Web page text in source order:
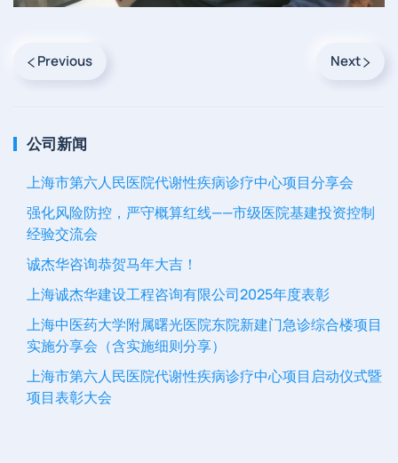
Previous Next
公司新闻
上海市第六人民医院代谢性疾病诊疗中心项目分享会
强化风险防控，严守概算红线——市级医院基建投资控制
经验交流会
诚杰华咨询恭贺马年大吉！
上海诚杰华建设工程咨询有限公司2025年度表彰
上海中医药大学附属曙光医院东院新建门急诊综合楼项目
实施分享会（含实施细则分享）
上海市第六人民医院代谢性疾病诊疗中心项目启动仪式暨
项目表彰大会